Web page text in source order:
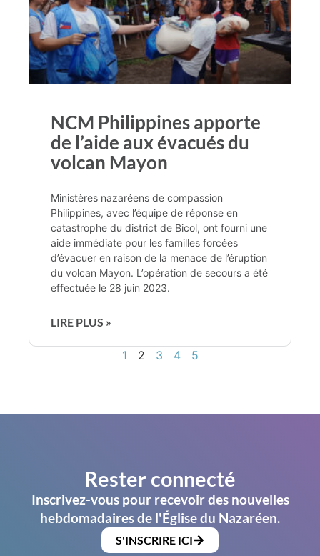
NCM Philippines apporte
de l’aide aux évacués du
volcan Mayon
Ministères nazaréens de compassion
Philippines, avec l’équipe de réponse en
catastrophe du district de Bicol, ont fourni une
aide immédiate pour les familles forcées
d’évacuer en raison de la menace de l’éruption
du volcan Mayon. L’opération de secours a été
effectuée le 28 juin 2023.
LIRE PLUS »
1 2 3 4 5
Rester connecté
Inscrivez-vous pour recevoir des nouvelles
hebdomadaires de l'Église du Nazaréen.
S'INSCRIRE ICI